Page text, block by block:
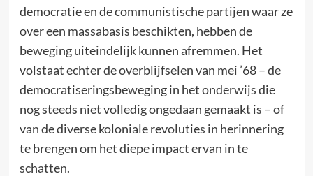
democratie en de communistische partijen waar ze
over een massabasis beschikten, hebben de
beweging uiteindelijk kunnen afremmen. Het
volstaat echter de overblijfselen van mei ’68 – de
democratiseringsbeweging in het onderwijs die
nog steeds niet volledig ongedaan gemaakt is – of
van de diverse koloniale revoluties in herinnering
te brengen om het diepe impact ervan in te
schatten.